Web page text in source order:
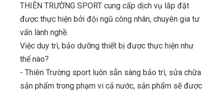
THIÊN TRƯỜNG SPORT cung cấp dịch vụ lắp đặt
được thực hiện bởi đội ngũ công nhân, chuyên gia tư
vấn lành nghề.
Việc duy trì, bảo dưỡng thiết bị được thực hiện như
thế nào?
- Thiên Trường sport luôn sẵn sàng bảo trì, sửa chữa
sản phẩm trong phạm vi cả nước, sản phẩm sẽ được